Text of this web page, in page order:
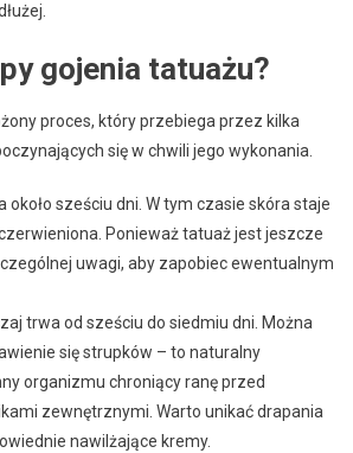
gojenia tatuażu?
proces, który przebiega przez kilka
się w chwili jego wykonania.
około sześciu dni. W tym czasie skóra staje
Ponieważ tatuaż jest jeszcze
uwagi, aby zapobiec ewentualnym
trwa od sześciu do siedmiu dni. Można
się strupków – to naturalny
organizmu chroniący ranę przed
zewnętrznymi. Warto unikać drapania
nawilżające kremy.